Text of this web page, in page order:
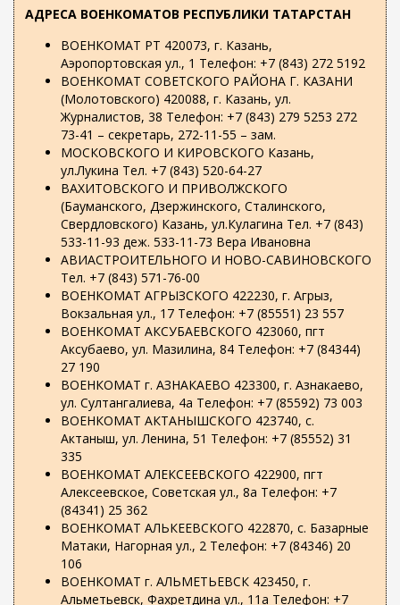
)
я
с
с
ы
л
к
а
)
н
я
я
с
с
ы
л
к
а
)
АДРЕСА ВОЕНКОМАТОВ РЕСПУБЛИКИ ТАТАРСТАН
ВОЕНКОМАТ РТ 420073, г. Казань,
Аэропортовская ул., 1 Телефон: +7 (843) 272 5192
ВОЕНКОМАТ СОВЕТСКОГО РАЙОНА Г. КАЗАНИ
(Молотовского) 420088, г. Казань, ул.
Журналистов, 38 Телефон: +7 (843) 279 5253 272
73-41 – секретарь, 272-11-55 – зам.
МОСКОВСКОГО И КИРОВСКОГО Казань,
ул.Лукина Тел. +7 (843) 520-64-27
ВАХИТОВСКОГО И ПРИВОЛЖСКОГО
(Бауманского, Дзержинского, Сталинского,
Свердловского) Казань, ул.Кулагина Тел. +7 (843)
533-11-93 деж. 533-11-73 Вера Ивановна
АВИАСТРОИТЕЛЬНОГО И НОВО-САВИНОВСКОГО
Тел. +7 (843) 571-76-00
ВОЕНКОМАТ АГРЫЗСКОГО 422230, г. Агрыз,
Вокзальная ул., 17 Телефон: +7 (85551) 23 557
ВОЕНКОМАТ АКСУБАЕВСКОГО 423060, пгт
Аксубаево, ул. Мазилина, 84 Телефон: +7 (84344)
27 190
ВОЕНКОМАТ г. АЗНАКАЕВО 423300, г. Азнакаево,
ул. Султангалиева, 4а Телефон: +7 (85592) 73 003
ВОЕНКОМАТ АКТАНЫШСКОГО 423740, с.
Актаныш, ул. Ленина, 51 Телефон: +7 (85552) 31
335
ВОЕНКОМАТ АЛЕКСЕЕВСКОГО 422900, пгт
Алексеевское, Советская ул., 8а Телефон: +7
(84341) 25 362
ВОЕНКОМАТ АЛЬКЕЕВСКОГО 422870, с. Базарные
Матаки, Нагорная ул., 2 Телефон: +7 (84346) 20
106
ВОЕНКОМАТ г. АЛЬМЕТЬЕВСК 423450, г.
Альметьевск, Фахретдина ул., 11а Телефон: +7